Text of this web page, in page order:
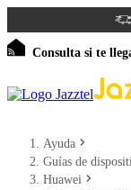
Consulta si te
Ayuda
Guías de
Huawei